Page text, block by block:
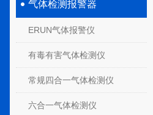
气体检测报警器
ERUN气体报警仪
有毒有害气体检测仪
常规四合一气体检测仪
六合一气体检测仪